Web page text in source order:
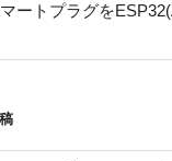
ートプラグを